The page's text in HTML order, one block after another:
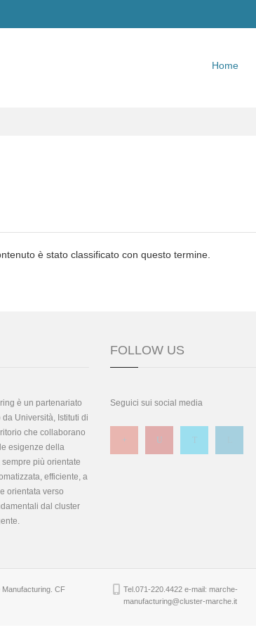
Home
è stato classificato con questo termine.
è un partenariato
Università, Istituti di
che collaborano
esigenze della
più orientate
efficiente, a
orientata verso
dal cluster
FOLLOW US
Seguici sui social media
CF
Tel.071-220.4422 e-mail: marche-
manufacturing@cluster-marche.it